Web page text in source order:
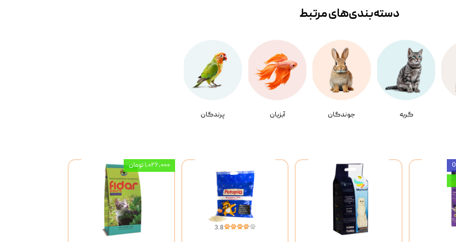
گربه جوندگان آبزیان پرندگان
دسته‌بندی‌‌های مرتبط
۱,۰۲۶,۰۰۰ تومان